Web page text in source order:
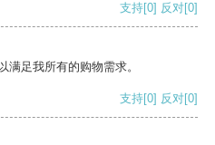
支持[0] 反对[0]
满足我所有的购物需求。
支持[0] 反对[0]